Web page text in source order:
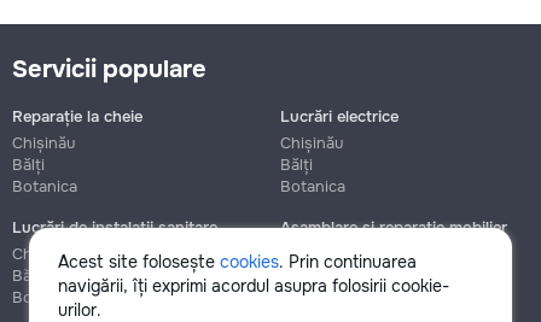
Acest site folosește cookies. Prin continuarea
navigării, îți exprimi acordul asupra folosirii cookie-
urilor.
Servicii populare
Reparație la cheie
Chișinău
Bălți
Botanica
Lucrări electrice
Chișinău
Bălți
Botanica
Lucrări de instalații sanitare
Chișinău
Bălți
Botanica
Asamblare și reparație mobilier
Chișinău
Botanica